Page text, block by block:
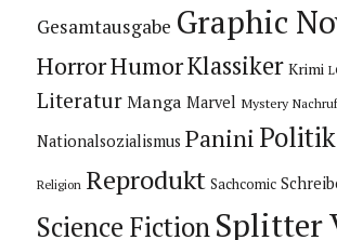
Gesamtausgabe Graphic
HorrorHumorKlassiker Krimi
Literatur Manga Marvel Mystery Nachruf
Nationalsozialismus Panini Politik
Religion Reprodukt Sachcomic
Science Fiction Splitter